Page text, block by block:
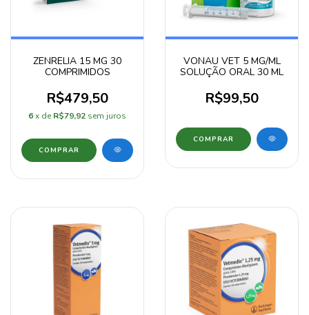
ZENRELIA 15 MG 30
COMPRIMIDOS
R$479,50
6x de R$79,92 sem juros
VONAU VET 5 MG/ML
SOLUÇÃO ORAL 30 ML
R$99,50